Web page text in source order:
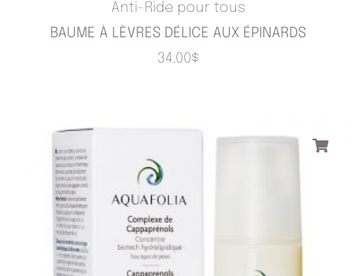
Anti-Ride pour tous
BAUME À LÈVRES DÉLICE AUX ÉPINARDS
34.00$